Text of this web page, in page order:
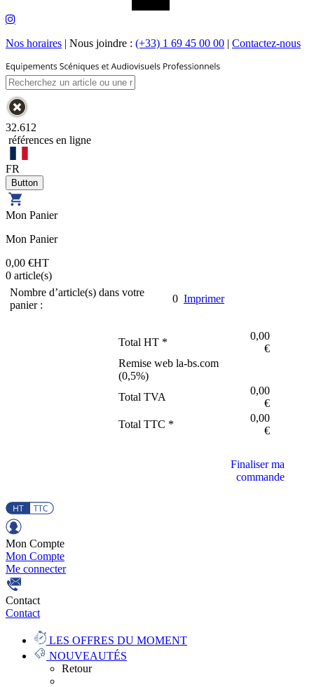
Nos horaires | Nous joindre : (+33) 1 69 45 00 00 | Contactez-nous
32.612
références en ligne
FR
Mon Panier
Mon Panier
0,00 €HT
0 article(s)
Nombre d’article(s) dans votre
panier :
0 Imprimer
Total HT *
0,00
€
Remise web la-bs.com
(0,5%)
Total TVA
0,00
€
Total TTC *
0,00
€
Finaliser ma
commande
Mon Compte
Mon Compte
Me connecter
Contact
Contact
LES OFFRES DU MOMENT
NOUVEAUTÉS
Retour